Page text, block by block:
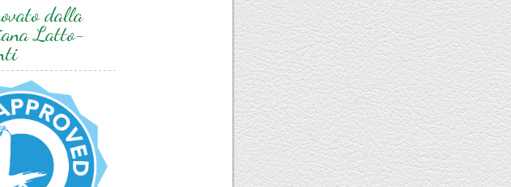
dalla
Latto-